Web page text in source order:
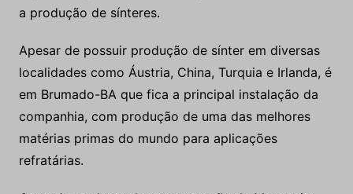
a produção de sínteres.
Apesar de possuir produção de sínter em diversas
localidades como Áustria, China, Turquia e Irlanda, é
em Brumado-BA que fica a principal instalação da
companhia, com produção de uma das melhores
matérias primas do mundo para aplicações
refratárias.